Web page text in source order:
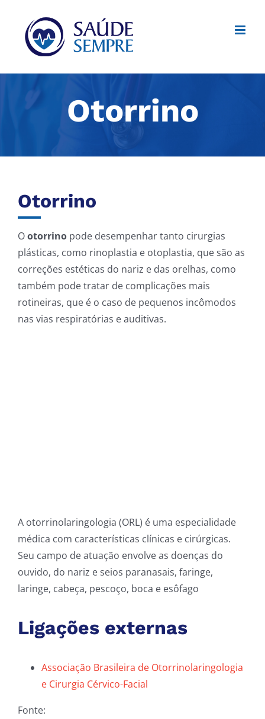
conteúdo
Otorrino
Otorrino
Ootorrinopode desempenhar tanto cirurgias
plásticas, como rinoplastia e otoplastia, que são as
correções estéticas do nariz e das orelhas, como
também pode tratar de complicações mais
rotineiras, que é o caso de pequenos incômodos
nas vias respiratórias e auditivas.
A otorrinolaringologia (ORL) é uma especialidade
médica com características clínicas e cirúrgicas.
Seu campo de atuação envolve as doenças do
ouvido, do nariz e seios paranasais, faringe,
laringe, cabeça, pescoço, boca e esôfago
Ligações externas
Associação Brasileira de Otorrinolaringologia
e Cirurgia Cérvico-Facial
Fonte: